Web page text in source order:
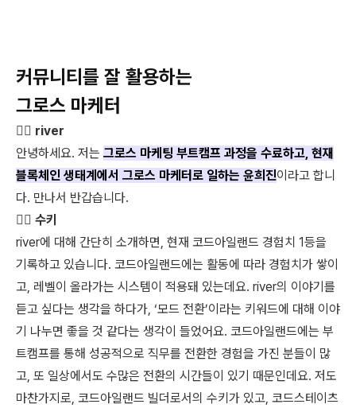
커뮤니티를 잘 활용하는
그로스 마케터
🏃‍♀️ river
안녕하세요. 저는 그로스 마케팅 부트캠프 과정을 수료하고, 현재
블록체인 생태계에서 그로스 마케터로 일하는 윤희진이라고 합니
다. 만나서 반갑습니다.
👩‍⚖️ 수키
river에 대해 간단히 소개하면, 현재 코드아일랜드 경험치 1등을
기록하고 있습니다. 코드아일랜드에는 활동에 따라 경험치가 쌓이
고, 레벨이 올라가는 시스템이 적용돼 있는데요. river의 이야기를
듣고 싶다는 생각을 하다가, ‘모드 전환’이라는 키워드에 대해 이야
기 나누면 좋을 것 같다는 생각이 들었어요. 코드아일랜드에는 부
트캠프를 통해 성공적으로 직무를 전환한 경험을 가진 분들이 많
고, 또 일상에서도 수많은 전환의 시간들이 있기 때문인데요. 저도
마찬가지로, 코드아일랜드 빌더로서의 수키가 있고, 코드스테이츠